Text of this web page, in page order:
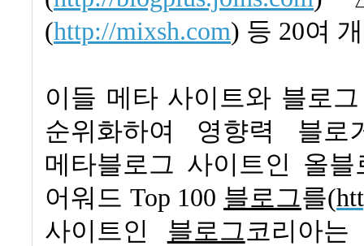
(http://mixsh.com) 등 20여
이들 메타 사이트와 블로
순위화하여 영향력 블로
메타블로그 사이트인 올
어워드 Top 100 블로그를(
사이트인 블로그 코리아는